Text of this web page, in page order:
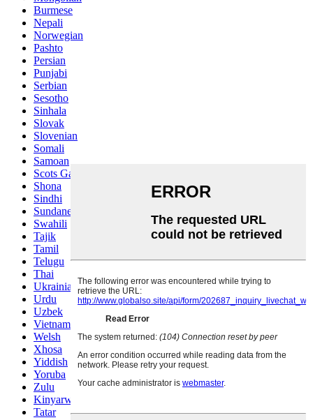
Burmese
Nepali
Norwegian
Pashto
Persian
Punjabi
Serbian
Sesotho
Sinhala
Slovak
Slovenian
Somali
Samoan
Scots Gaelic
Shona
Sindhi
Sundanese
Swahili
Tajik
Tamil
Telugu
Thai
Ukrainian
Urdu
Uzbek
Vietnamese
Welsh
Xhosa
Yiddish
Yoruba
Zulu
Kinyarwanda
Tatar